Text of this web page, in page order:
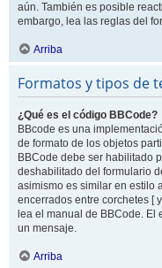
aún. También es posible
embargo, lea las reglas del
Arriba
Formatos y tipos de
¿Qué es el código BBCode?
BBcode es una
de formato de los objetos
BBCode debe ser habilitado
deshabilitado del formulario
asimismo es similar en estilo
encerrados entre corchetes [
lea el manual de BBCode.
un mensaje.
Arriba